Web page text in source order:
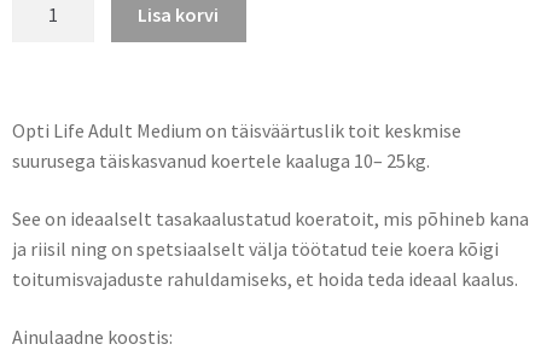
Lisa korvi
Opti Life Adult Medium on täisväärtuslik toit keskmise
suurusega täiskasvanud koertele kaaluga 10– 25kg.
See on ideaalselt tasakaalustatud koeratoit, mis põhineb kana
ja riisil ning on spetsiaalselt välja töötatud teie koera kõigi
toitumisvajaduste rahuldamiseks, et hoida teda ideaal kaalus.
Ainulaadne koostis: